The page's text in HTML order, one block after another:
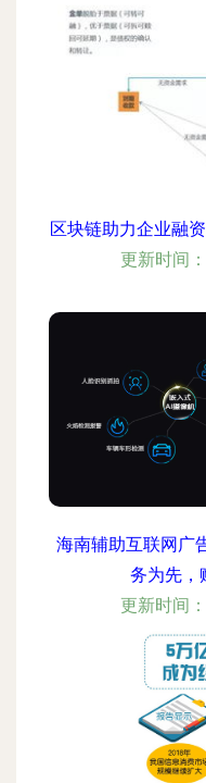
区块链助力企业融
更新时间
海南辅助互联网广
务为先，
更新时间